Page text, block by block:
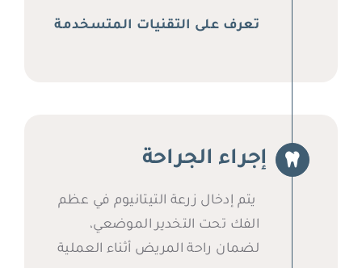
تعرف على التقنيات المتسخدمة
إجراء الجراحة
يتم إدخال زرعة التيتانيوم في عظم
الفك تحت التخدير الموضعي،
لضمان راحة المريض أثناء العملية